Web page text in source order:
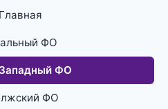
ФО
ФО
ФО